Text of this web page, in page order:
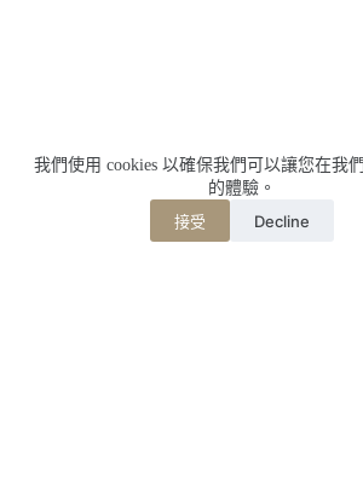
我們使用 cookies 以確保我們可以讓您在我
的體驗。
接受 Decline